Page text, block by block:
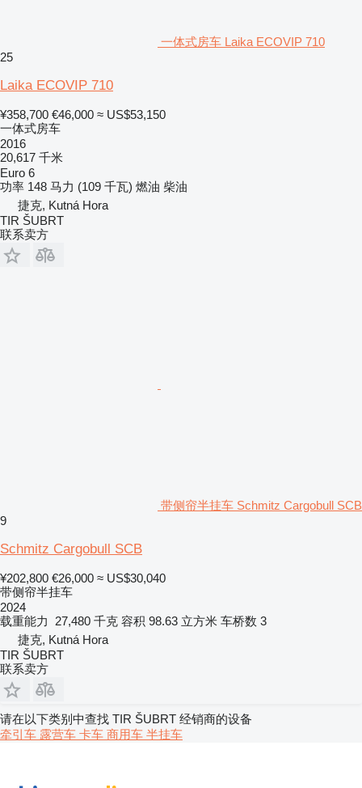
一体式房车 Laika ECOVIP 710
25
Laika ECOVIP 710
¥358,700 €46,000 ≈ US$53,150
一体式房车
2016
20,617 千米
Euro 6
功率 148 马力 (109 千瓦) 燃油 柴油
捷克, Kutná Hora
TIR ŠUBRT
联系卖方
带侧帘半挂车 Schmitz Cargobull SCB
9
Schmitz Cargobull SCB
¥202,800 €26,000 ≈ US$30,040
带侧帘半挂车
2024
载重能力
27,480 千克 容积 98.63 立方米 车桥数 3
捷克, Kutná Hora
TIR ŠUBRT
联系卖方
请在以下类别中查找 TIR ŠUBRT 经销商的设备
牵引车 露营车 卡车 商用车 半挂车